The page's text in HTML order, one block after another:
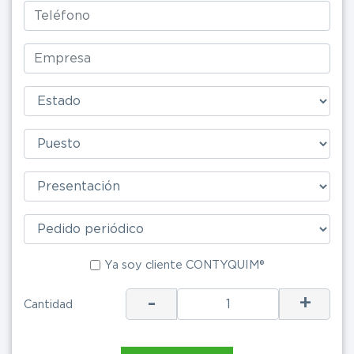
Ya soy
Ya soy cliente CONTYQUIM®
Cantidad - +